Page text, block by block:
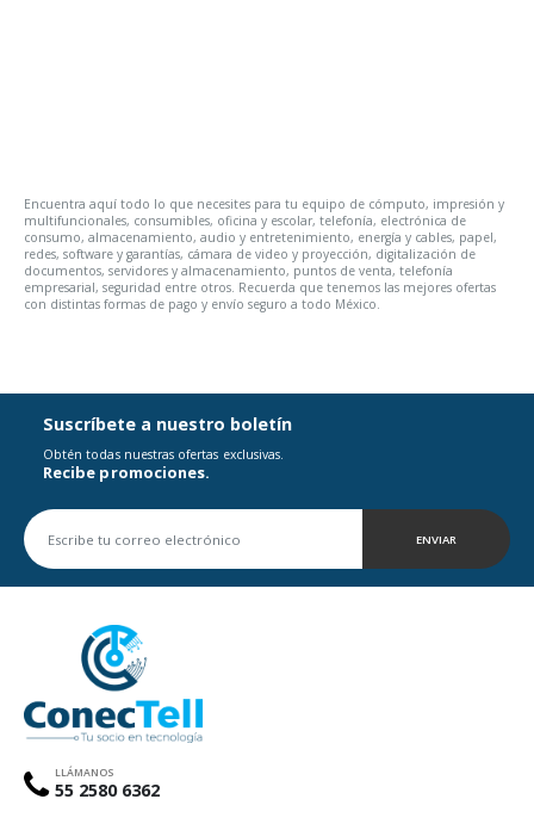
Encuentra aquí todo lo que necesites para tu equipo de cómputo, impresión y
multifuncionales, consumibles, oficina y escolar, telefonía, electrónica de
consumo, almacenamiento, audio y entretenimiento, energía y cables, papel,
redes, software y garantías, cámara de video y proyección, digitalización de
documentos, servidores y almacenamiento, puntos de venta, telefonía
empresarial, seguridad entre otros. Recuerda que tenemos las mejores ofertas
con distintas formas de pago y envío seguro a todo México.
Suscríbete a nuestro boletín
Obtén todas nuestras ofertas exclusivas.
Recibe promociones.
ENVIAR
LLÁMANOS
55 2580 6362